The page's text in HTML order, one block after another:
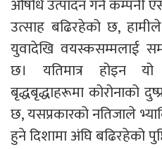
औषधि उत्पादन गर्ने कम्पनी
उत्साह बढिरहेको छ,
युवादेखि वयस्कसम्मलाई
छ। यतिमात्र होइन
बृद्धबृद्धाहरूमा कोरोनाको
छ, यसप्रकारको नतिजाले
हुने दिशामा अंघि बढिरहेको